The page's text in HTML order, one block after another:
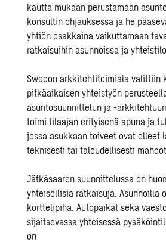
kautta mukaan perustamaan
konsultin ohjauksessa ja he
yhtiön osakkaina vaikuttamaan
ratkaisuihin asunnoissa ja
Swecon arkkitehtitoimiala valittiin
pitkäaikaisen yhteistyön
asuntosuunnittelun ja -
toimi tilaajan erityisenä apuna ja
jossa asukkaan toiveet ovat olleet
teknisesti tai taloudellisesti
Jätkäsaaren suunnittelussa on
yhteisöllisiä ratkaisuja. Asunnoilla
korttelipiha. Autopaikat sekä
sijaitsevassa yhteisessä
on